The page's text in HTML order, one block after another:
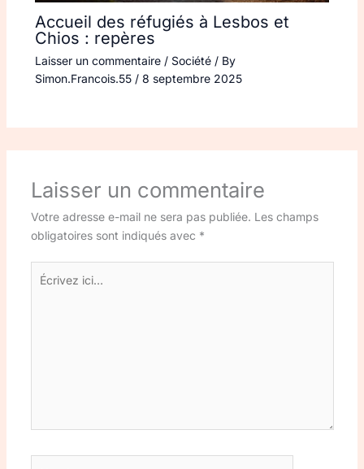
Accueil des réfugiés à Lesbos et
Chios : repères
Laisser un commentaire / Société/ By
Simon.Francois.55 / 8 septembre 2025
Laisser un commentaire
Votre adresse e-mail ne sera pas publiée. Les champs
obligatoires sont indiqués avec *
Écrivez
ici…